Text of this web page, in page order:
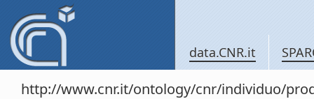
data.CNR.it
http://www.cnr.it/ontology/cnr/individuo/